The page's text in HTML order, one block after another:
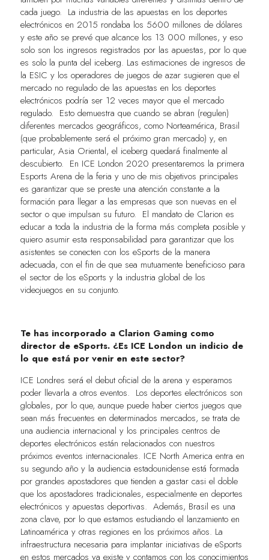
cada juego. La industria de las apuestas en los deportes
electrónicos en 2015 rondaba los 5600 millones de dólares
y este año se prevé que alcance los 13 000 millones, y eso
solo son los ingresos registrados por las apuestas, por lo que
es solo la punta del iceberg. Las estimaciones de ingresos de
la ESIC y los operadores de juegos de azar sugieren que el
mercado no regulado de las apuestas en los deportes
electrónicos podría ser 12 veces mayor que el mercado
regulado. Esto demuestra que cuando se abran (regulen)
diferentes mercados geográficos, como Norteamérica, Brasil
(que probablemente será el próximo gran mercado) y, en
particular, Asia Oriental, el iceberg quedará finalmente al
descubierto. En ICE London 2020 presentaremos la primera
Esports Arena de la feria y uno de mis objetivos principales
es garantizar que se preste una atención constante a la
formación para llegar a las empresas que son nuevas en el
sector o que impulsan su futuro. El mandato de Clarion es
educar a toda la industria de la forma más completa posible y
quiero asumir esta responsabilidad para garantizar que los
asistentes se conecten con los eSports de la manera
adecuada, con el fin de que sea mutuamente beneficioso para
el sector de los eSports y la industria global de los
videojuegos en su conjunto.
Te has incorporado a Clarion Gaming como
director de eSports. ¿Es ICE London un indicio de
lo que está por venir en este sector?
ICE Londres será el debut oficial de la arena y esperamos
poder llevarla a otros eventos. Los deportes electrónicos son
globales, por lo que, aunque puede haber ciertos juegos que
sean más frecuentes en determinados mercados, se trata de
una audiencia internacional y los principales centros de
deportes electrónicos están relacionados con nuestros
próximos eventos internacionales. ICE North America entra en
su segundo año y la audiencia estadounidense está formada
por grandes apostadores que tienden a gastar casi el doble
que los apostadores tradicionales, especialmente en deportes
electrónicos y apuestas deportivas. Además, Brasil es una
zona clave, por lo que estamos estudiando el lanzamiento en
Latinoamérica y otras regiones en los próximos años. La
infraestructura necesaria para implantar iniciativas de eSports
en estos mercados ya existe y contamos con los conocimientos